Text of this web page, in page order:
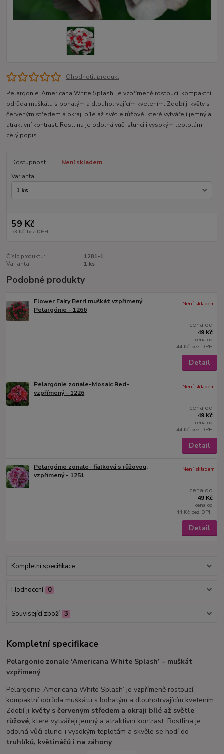
Ohodnotit produkt
Pelargonie ‘Americana White Splash’ je vzpřímeně rostoucí, kompaktní
odrůda muškátu s bohatým a dlouhotrvajícím kvetením. Zdobí ji květy s
červeným středem a okraji bílé až světle růžové, které vytvářejí jemný a
atraktivní kontrast. Rostlina je odolná vůči slunci i vysokým teplotám.
celý popis
Dostupnost
Není skladem
Varianta
59 Kč
53 Kč bez DPH
Číslo produktu:
1281-1
Varianta:
1 ks
Podobné produkty
Flower Fairy Berri muškát vzpřímený
Pelargónie - 1266
cena od
49 Kč
cena od
44 Kč bez DPH
Není skladem
Detail
Pelargónie zonale-Mosaic Red-
vzpřímený - 1226
cena od
49 Kč
cena od
44 Kč bez DPH
Není skladem
Detail
Pelargónie zonale- fialková s růžovou,
vzpřímený - 1251
cena od
49 Kč
cena od
44 Kč bez DPH
Není skladem
Detail
Kompletní specifikace
Hodnocení 0
Související zboží 3
Kompletní specifikace
Pelargonie zonale ‘Americana White Splash’ – muškát
vzpřímený
Pelargonie ‘Americana White Splash’ je vzpřímeně rostoucí,
kompaktní odrůda muškátu s bohatým a dlouhotrvajícím kvetením.
Zdobí ji květy s červeným středem a okraji bílé až světle
růžové, které vytvářejí jemný a atraktivní kontrast. Rostlina je
odolná vůči slunci i vysokým teplotám a skvěle se hodí do
truhlíků, květináčů i na záhony.